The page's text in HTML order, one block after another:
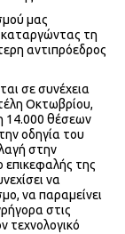
μας
καταργώντας τη
αντιπρόεδρος
σε συνέχεια
Οκτωβρίου,
14.000 θέσεων
οδηγία του
στην
επικεφαλής της
να
να παραμείνει
στις
τεχνολογικό